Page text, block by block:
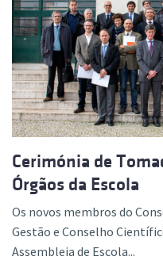
Cerimónia de
Órgãos da Escola
Os novos membros do
Gestão e Conselho
Assembleia de Escola...